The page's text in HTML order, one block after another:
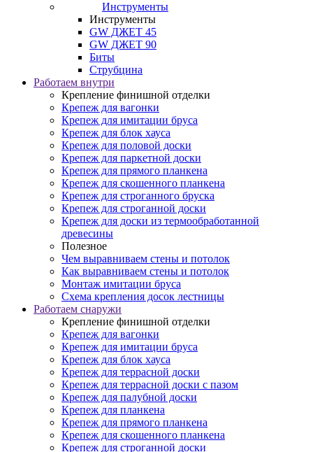
Инструменты
Инструменты
GW ДЖЕТ 45
GW ДЖЕТ 90
Биты
Струбцина
Работаем внутри
Крепление финишной отделки
Крепеж для вагонки
Крепеж для имитации бруса
Крепеж для блок хауса
Крепеж для половой доски
Крепеж для паркетной доски
Крепеж для прямого планкена
Крепеж для скошенного планкена
Крепеж для строганного бруска
Крепеж для строганной доски
Крепеж для доски из термообработанной
древесины
Полезное
Чем выравниваем стены и потолок
Как выравниваем стены и потолок
Монтаж имитации бруса
Схема крепления досок лестницы
Работаем снаружи
Крепление финишной отделки
Крепеж для вагонки
Крепеж для имитации бруса
Крепеж для блок хауса
Крепеж для террасной доски
Крепеж для террасной доски с пазом
Крепеж для палубной доски
Крепеж для планкена
Крепеж для прямого планкена
Крепеж для скошенного планкена
Крепеж для строганной доски